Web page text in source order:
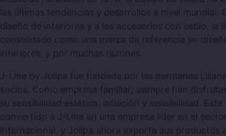
las últimas tendencias y desarrollos a nivel mundial.
diseño de interiores y a los accesorios con estilo, la
consolidado como una marca de referencia en
interiores, y por muchas razones.
J-Line by Jolipa fue fundada por las hermanas
socios. Como empresa familiar, siempre han
su sensibilidad estética, intuición y sensibilidad.
convertido a J-Line en una empresa líder en el
internacional, y Jolipa ahora exporta sus productos